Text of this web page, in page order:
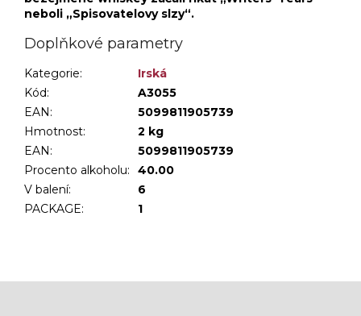
neboli „Spisovatelovy slzy“.
Doplňkové parametry
Kategorie:
Irská
Kód:
A3055
EAN:
5099811905739
Hmotnost:
2 kg
EAN:
5099811905739
Procento alkoholu:
40.00
V balení:
6
PACKAGE: 1